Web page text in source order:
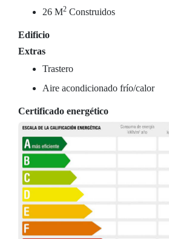
26 M2 Construidos
Edificio
Extras
Trastero
Aire acondicionado frío/calor
Certificado energético